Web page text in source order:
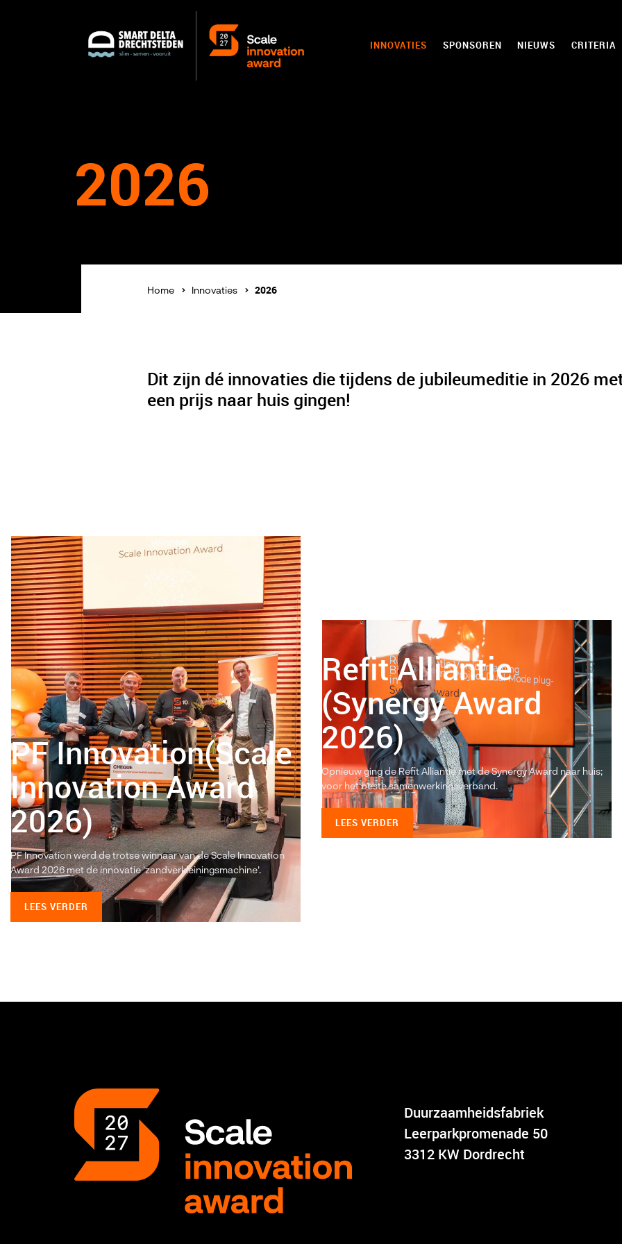
INNOVATIES SPONSOREN NIEUWS CRITERIA
2026
Home Innovaties 2026
Dit zijn dé innovaties die tijdens de jubileumeditie in 2026
een prijs naar huis gingen!
PF Innovation(Scale
Innovation Award
2026)
PF Innovation werd de trotse winnaar van de Scale Innovation
Award 2026 met de innovatie 'zandverkleiningsmachine'.
LEES VERDER
Refit Alliantie
(Synergy Award
2026)
Opnieuw ging de Refit Alliantie met de Synergy Award naar huis;
voor het beste samenwerkingsverband.
LEES VERDER
Duurzaamheidsfabriek
Leerparkpromenade 50
3312 KW Dordrecht